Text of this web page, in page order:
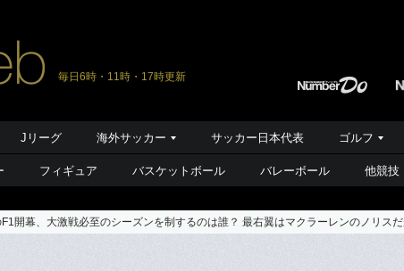
毎日6時・11時・17時更新
Jリーグ 海外サッカー サッカー日本代表 ゴルフ
フィギュア バスケットボール バレーボール 他競技
開幕、大激戦必至のシーズンを制するのは誰？ 最右翼はマクラーレンのノリス